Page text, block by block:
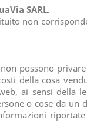
SARL.
non
possono
della cosa
ai sensi della
o cose da un